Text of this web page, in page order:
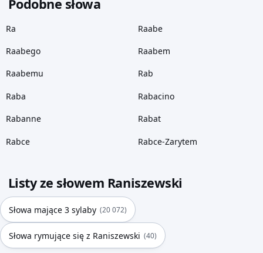
Podobne słowa
Ra Raabe
Raabego Raabem
Raabemu Rab
Raba Rabacino
Rabanne Rabat
Rabce Rabce-Zarytem
Listy ze słowem Raniszewski
Słowa mające 3 sylaby (20 072)
Słowa rymujące się z Raniszewski (40)